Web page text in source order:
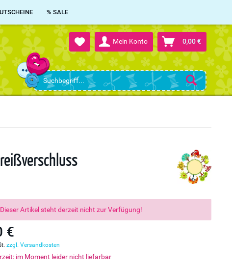
Mein Konto 0,00 €
% SALE
Dieser Artikel steht derzeit nicht zur Verfügung!
€
zzgl. Versandkosten
im Moment leider nicht liefarbar